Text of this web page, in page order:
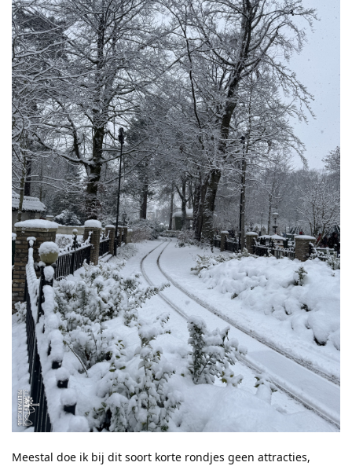
Meestal doe ik bij dit soort korte rondjes geen attracties,